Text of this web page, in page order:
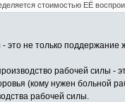
стоимостью ЕЁ
это не только
рабочей силы
(кому нужен больной
рабочей силы.